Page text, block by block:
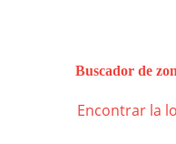
Buscador de
Encontrar la